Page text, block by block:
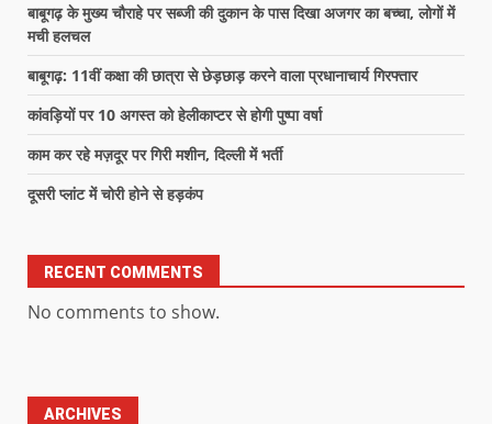
बाबूगढ़ के मुख्य चौराहे पर सब्जी की दुकान के पास दिखा अजगर का बच्चा, लोगों में
मची हलचल
बाबूगढ़: 11वीं कक्षा की छात्रा से छेड़छाड़ करने वाला प्रधानाचार्य गिरफ्तार
कांवड़ियों पर 10 अगस्त को हेलीकाप्टर से होगी पुष्पा वर्षा
काम कर रहे मज़दूर पर गिरी मशीन, दिल्ली में भर्ती
दूसरी प्लांट में चोरी होने से हड़कंप
RECENT COMMENTS
No comments to show.
ARCHIVES